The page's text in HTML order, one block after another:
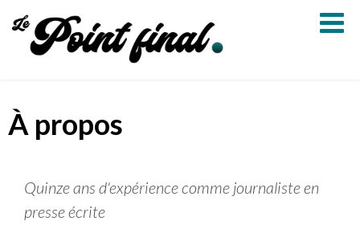
au
contenu
À propos
Quinze ans d'expérience comme journaliste en
presse écrite